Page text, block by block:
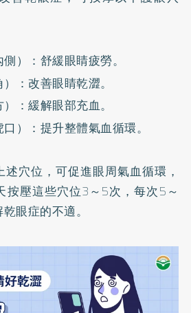
）：舒緩眼睛疲勞。
：改善眼睛乾澀。
：緩解眼部充血。
）：提升整體氣血循環​。
穴位，可促進眼周氣血循環，
按壓這些穴位3～5次，每次5～
眼症的不適。